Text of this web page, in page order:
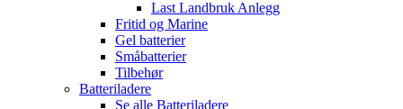
Last Landbruk Anlegg
Fritid og Marine
Gel batterier
Småbatterier
Tilbehør
Batteriladere
Se alle Batteriladere